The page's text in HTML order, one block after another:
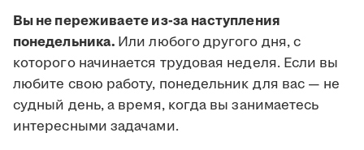
Вы не переживаете из-за наступления
понедельника. Или любого другого дня, с
которого начинается трудовая неделя. Если вы
любите свою работу, понедельник для вас — не
судный день, а время, когда вы занимаетесь
интересными задачами.